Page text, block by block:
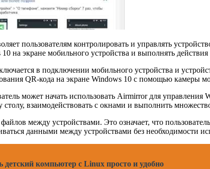
пользователям контролировать и управлять
на экране мобильного устройства и выполнять
в подключении мобильного устройства и
QR-кода на экране Windows 10 с помощью камеры
может начать использовать Airmirror для
взаимодействовать с окнами и выполнить
между устройствами. Это означает, что
данными между устройствами без необходимости
детский компьютер с Linux просто и удобно